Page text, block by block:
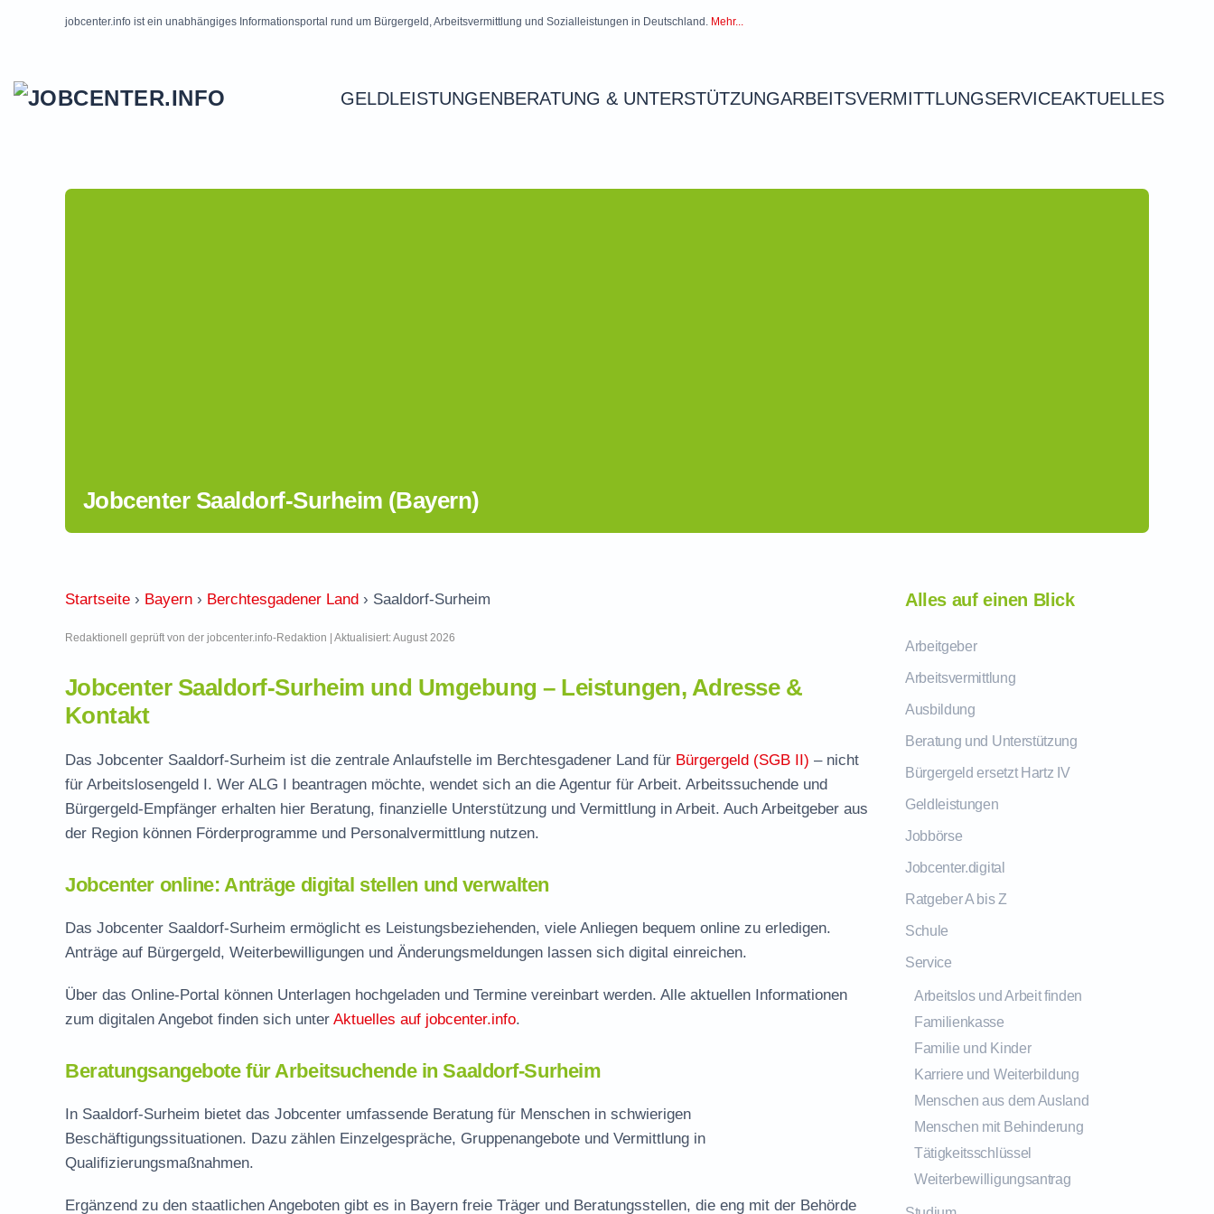
jobcenter.info ist ein unabhängiges Informationsportal rund um Bürgergeld, Arbeitsvermittlung und Sozialleistungen in Deutschland. Mehr...
GELDLEISTUNGENBERATUNG & UNTERSTÜTZUNGARBEITSVERMITTLUNGSERVICEAKTUELLES
Jobcenter Saaldorf-Surheim (Bayern)
Startseite › Bayern › Berchtesgadener Land › Saaldorf-Surheim
Redaktionell geprüft von der jobcenter.info-Redaktion | Aktualisiert: August 2026
Jobcenter Saaldorf-Surheim und Umgebung – Leistungen, Adresse &
Kontakt
Das Jobcenter Saaldorf-Surheim ist die zentrale Anlaufstelle im Berchtesgadener Land für Bürgergeld (SGB II) – nicht
für Arbeitslosengeld I. Wer ALG I beantragen möchte, wendet sich an die Agentur für Arbeit. Arbeitssuchende und
Bürgergeld-Empfänger erhalten hier Beratung, finanzielle Unterstützung und Vermittlung in Arbeit. Auch Arbeitgeber aus
der Region können Förderprogramme und Personalvermittlung nutzen.
Jobcenter online: Anträge digital stellen und verwalten
Das Jobcenter Saaldorf-Surheim ermöglicht es Leistungsbeziehenden, viele Anliegen bequem online zu erledigen.
Anträge auf Bürgergeld, Weiterbewilligungen und Änderungsmeldungen lassen sich digital einreichen.
Über das Online-Portal können Unterlagen hochgeladen und Termine vereinbart werden. Alle aktuellen Informationen
zum digitalen Angebot finden sich unter Aktuelles auf jobcenter.info.
Beratungsangebote für Arbeitsuchende in Saaldorf-Surheim
In Saaldorf-Surheim bietet das Jobcenter umfassende Beratung für Menschen in schwierigen
Beschäftigungssituationen. Dazu zählen Einzelgespräche, Gruppenangebote und Vermittlung in
Qualifizierungsmaßnahmen.
Ergänzend zu den staatlichen Angeboten gibt es in Bayern freie Träger und Beratungsstellen, die eng mit der Behörde
Alles auf einen Blick
Arbeitgeber
Arbeitsvermittlung
Ausbildung
Beratung und Unterstützung
Bürgergeld ersetzt Hartz IV
Geldleistungen
Jobbörse
Jobcenter.digital
Ratgeber A bis Z
Schule
Service
Arbeitslos und Arbeit finden
Familienkasse
Familie und Kinder
Karriere und Weiterbildung
Menschen aus dem Ausland
Menschen mit Behinderung
Tätigkeitsschlüssel
Weiterbewilligungsantrag